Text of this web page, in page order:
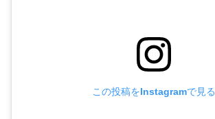
この投稿をInstagramで見る